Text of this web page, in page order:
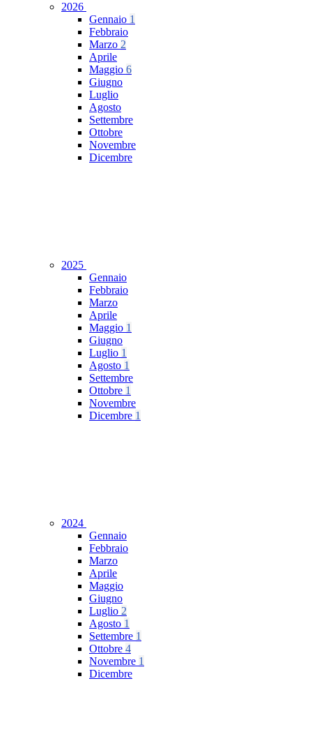
2026
Gennaio 1
Febbraio
Marzo 2
Aprile
Maggio 6
Giugno
Luglio
Agosto
Settembre
Ottobre
Novembre
Dicembre
2025
Gennaio
Febbraio
Marzo
Aprile
Maggio 1
Giugno
Luglio 1
Agosto 1
Settembre
Ottobre 1
Novembre
Dicembre 1
2024
Gennaio
Febbraio
Marzo
Aprile
Maggio
Giugno
Luglio 2
Agosto 1
Settembre 1
Ottobre 4
Novembre 1
Dicembre